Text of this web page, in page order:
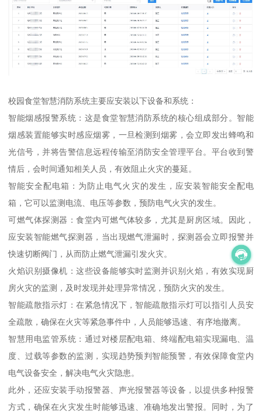
校园食堂智慧消防系统主要应安装以下设备和系统：
智能烟感报警系统：这是食堂智慧消防系统的核心组成部分。智能
烟感装置能够实时感应烟雾，一旦检测到烟雾，会立即发出蜂鸣和
光信号，并将告警信息远程传输至消防安全管理平台。平台收到警
情后，会时间通知相关人员，有效阻止火灾的蔓延。
智能安全配电箱：为防止电气火灾的发生，应安装智能安全配电
箱，它可以监测电流、电压等参数，预防电气火灾的发生。
可燃气体探测器：食堂内可燃气体较多，尤其是厨房区域。因此，
应安装智能燃气探测器，当出现燃气泄漏时，探测器会立即报警并
快速切断阀门，从而防止燃气泄漏引发火灾。
火焰识别摄像机：这些设备能够实时监测并识别火焰，有效实现厨
房火灾的监测，及时发现并处理异常情况，预防火灾的发生。
智能疏散指示灯：在紧急情况下，智能疏散指示灯可以指引人员安
全疏散，确保在火灾等紧急事件中，人员能够迅速、有序地撤离。
智慧用电监管系统：通过对楼层配电箱、终端配电箱实现漏电、温
度、过载等参数的监测，实现趋势预判智能预警，有效保障食堂内
电气设备安全，解决电气火灾隐患。
此外，还应安装手动报警器、声光报警器等设备，以提供多种报警
方式，确保在火灾发生时能够迅速、准确地发出警报。同时，为了